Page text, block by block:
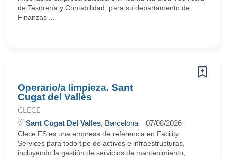
de Tesorería y Contabilidad, para su departamento de
Finanzas ...
Operario/a limpieza. Sant
Cugat del Vallès
CLECE
Sant Cugat Del Valles, Barcelona 07/08/2026
Clece FS es una empresa de referencia en Facility
Services para todo tipo de activos e infraestructuras,
incluyendo la gestión de servicios de mantenimiento,